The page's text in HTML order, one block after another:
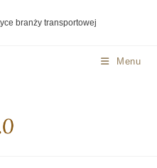
branży transportowej
Menu